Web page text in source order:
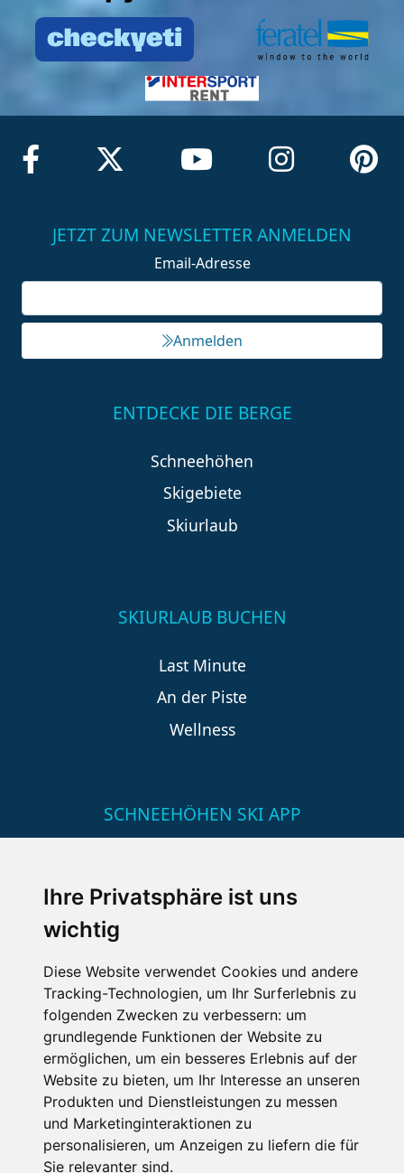
Ihre Privatsphäre ist uns
wichtig
Diese Website verwendet Cookies und andere
Tracking-Technologien, um Ihr Surferlebnis zu
folgenden Zwecken zu verbessern: um
grundlegende Funktionen der Website zu
ermöglichen, um ein besseres Erlebnis auf der
Website zu bieten, um Ihr Interesse an unseren
Produkten und Dienstleistungen zu messen
und Marketinginteraktionen zu
personalisieren, um Anzeigen zu liefern die für
Sie relevanter sind.
JETZT ZUM NEWSLETTER ANMELDEN
Email-Adresse
Anmelden
ENTDECKE DIE BERGE
Schneehöhen
Skigebiete
Skiurlaub
SKIURLAUB BUCHEN
Last Minute
An der Piste
Wellness
SCHNEEHÖHEN SKI APP
Impressum
Datenschutz
Nutzungsbedingungen
Kontakt
Partner
Portale
FAQ Newsletter
Copyright ©2026 Schneemenschen GmbH